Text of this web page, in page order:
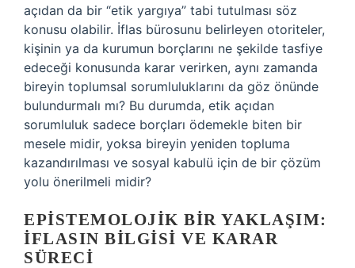
açıdan da bir “etik yargıya” tabi tutulması söz
konusu olabilir. İflas bürosunu belirleyen otoriteler,
kişinin ya da kurumun borçlarını ne şekilde tasfiye
edeceği konusunda karar verirken, aynı zamanda
bireyin toplumsal sorumluluklarını da göz önünde
bulundurmalı mı? Bu durumda, etik açıdan
sorumluluk sadece borçları ödemekle biten bir
mesele midir, yoksa bireyin yeniden topluma
kazandırılması ve sosyal kabulü için de bir çözüm
yolu önerilmeli midir?
EPISTEMOLOJIK BIR YAKLAŞIM:
İFLASIN BILGISI VE KARAR
SÜRECI